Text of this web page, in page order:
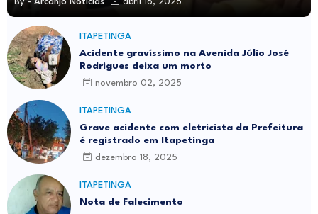
By - Arcanjo Notícias abril 16, 2026
ITAPETINGA
Acidente gravíssimo na Avenida Júlio José
Rodrigues deixa um morto
novembro 02, 2025
ITAPETINGA
Grave acidente com eletricista da Prefeitura
é registrado em Itapetinga
dezembro 18, 2025
ITAPETINGA
Nota de Falecimento